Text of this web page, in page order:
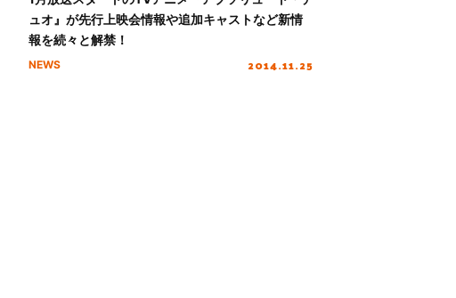
ュオ』が先行上映会情報や追加キャストなど新情
報を続々と解禁！
NEWS 2014.11.25